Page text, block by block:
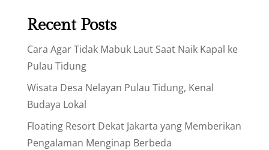
Recent Posts
Cara Agar Tidak Mabuk Laut Saat Naik Kapal ke
Pulau Tidung
Wisata Desa Nelayan Pulau Tidung, Kenal
Budaya Lokal
Floating Resort Dekat Jakarta yang Memberikan
Pengalaman Menginap Berbeda